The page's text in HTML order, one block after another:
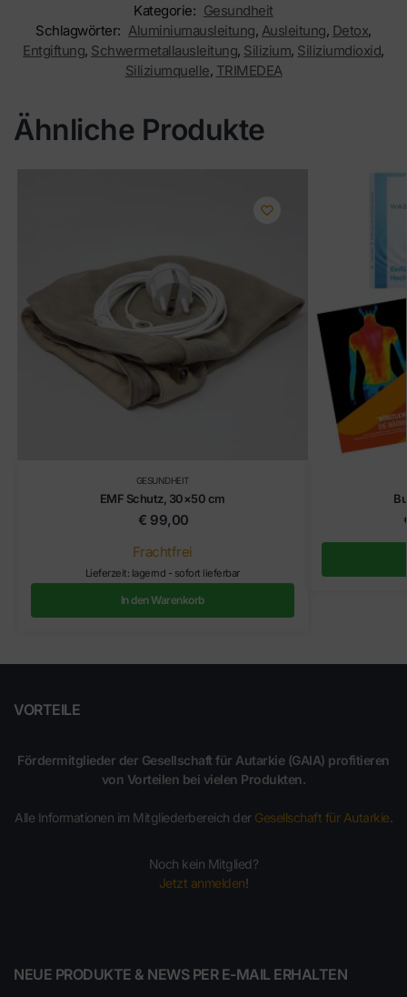
Kategorie: Gesundheit
Schlagwörter: Aluminiumausleitung, Ausleitung, Detox,
Entgiftung, Schwermetallausleitung, Silizium, Siliziumdioxid,
Siliziumquelle, TRIMEDEA
Ähnliche Produkte
GESUNDHEIT
EMF Schutz, 30×50 cm
€ 99,00
Frachtfrei
Lieferzeit: lagernd - sofort lieferbar
In den Warenkorb
VORTEILE
Fördermitglieder der Gesellschaft für Autarkie (GAIA) profitieren
von Vorteilen bei vielen Produkten.
Alle Informationen im Mitgliederbereich der Gesellschaft für Autarkie.
Noch kein Mitglied?
Jetzt anmelden!
NEUE PRODUKTE & NEWS PER E-MAIL ERHALTEN